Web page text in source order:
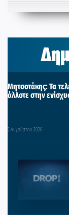
Μητσοτάκης: Τα
άλλοτε στην
2 Αυγούστου 2026